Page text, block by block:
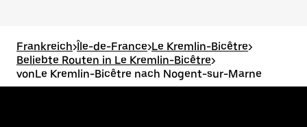
Frankreich>Île-de-France>Le Kremlin-Bicêtre>
Beliebte Routen in Le Kremlin-Bicêtre>
vonLe Kremlin-Bicêtre nach Nogent-sur-Marne